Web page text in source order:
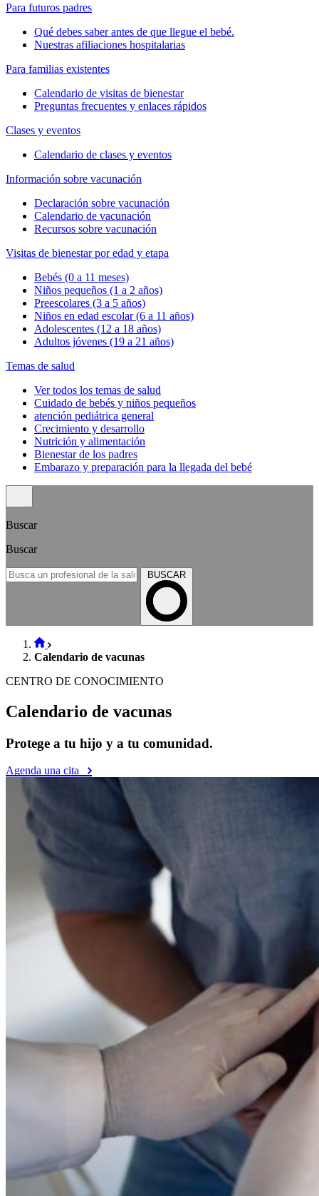
Para futuros padres
Qué debes saber antes de que llegue el bebé.
Nuestras afiliaciones hospitalarias
Para familias existentes
Calendario de visitas de bienestar
Preguntas frecuentes y enlaces rápidos
Clases y eventos
Calendario de clases y eventos
Información sobre vacunación
Declaración sobre vacunación
Calendario de vacunación
Recursos sobre vacunación
Visitas de bienestar por edad y etapa
Bebés (0 a 11 meses)
Niños pequeños (1 a 2 años)
Preescolares (3 a 5 años)
Niños en edad escolar (6 a 11 años)
Adolescentes (12 a 18 años)
Adultos jóvenes (19 a 21 años)
Temas de salud
Ver todos los temas de salud
Cuidado de bebés y niños pequeños
atención pediátrica general
Crecimiento y desarrollo
Nutrición y alimentación
Bienestar de los padres
Embarazo y preparación para la llegada del bebé
Buscar
Buscar
BUSCAR
Calendario de vacunas
CENTRO DE CONOCIMIENTO
Calendario de vacunas
Protege a tu hijo y a tu comunidad.
Agenda una cita